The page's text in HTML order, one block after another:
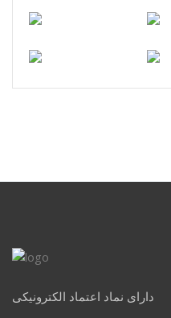
دارای نماد اعتماد الکترونیکی